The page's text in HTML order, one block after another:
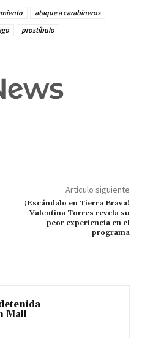
ataque a carabineros
prostíbulo
Artículo siguiente
¡Escándalo en Tierra Brava!
Valentina Torres revela su
peor experiencia en el
programa
Mall